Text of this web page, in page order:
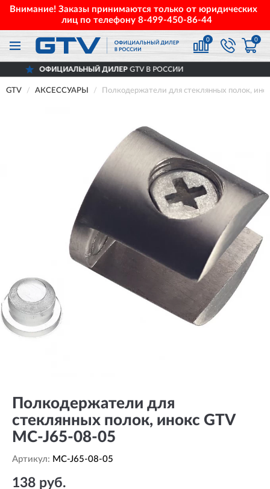
Внимание! Заказы принимаются только от юридических
лиц по телефону 8-499-450-86-44
0 0
ОФИЦИАЛЬНЫЙ ДИЛЕРGTV В РОССИИ
GTV АКСЕССУАРЫ Полкодержатели для стеклянных полок,
Полкодержатели для
стеклянных полок, инокс GTV
MC-J65-08-05
Артикул: MC-J65-08-05
138 руб.